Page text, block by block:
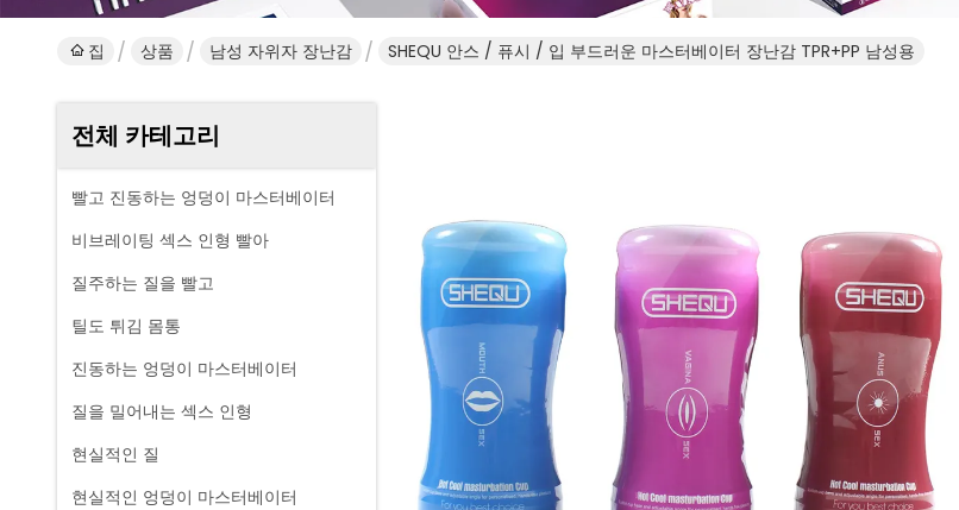
집 상품 남성 자위자 장난감 SHEQU 안스 / 퓨시 / 입 부드러운 마스터베이터 장난감 TPR+PP 남성용
전체 카테고리
빨고 진동하는 엉덩이 마스터베이터
비브레이팅 섹스 인형 빨아
질주하는 질을 빨고
틸도 튀김 몸통
진동하는 엉덩이 마스터베이터
질을 밀어내는 섹스 인형
현실적인 질
현실적인 엉덩이 마스터베이터